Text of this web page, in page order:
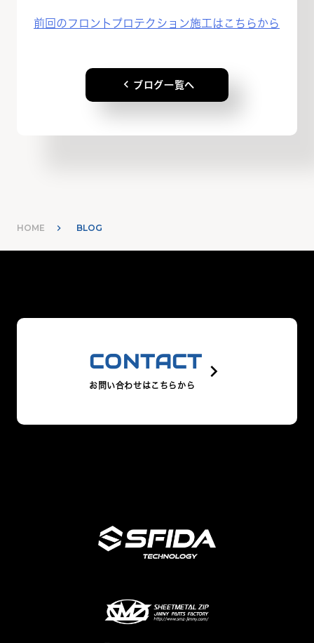
前回のフロントプロテクション施工はこちらから
keyboard_arrow_left ブログ一覧へ
HOME BLOG
CONTACT
お問い合わせはこちらから
keyboard_arrow_right